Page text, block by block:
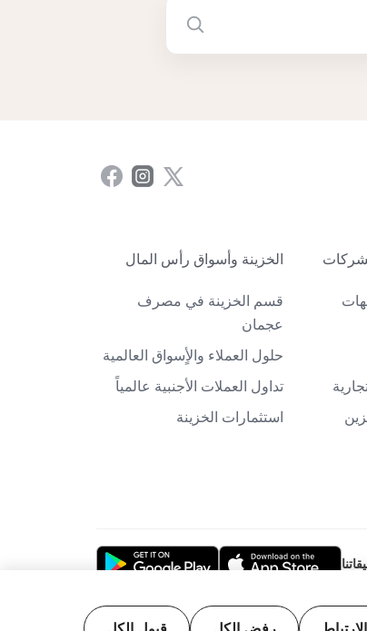
الخزينة وأسواق رأس المال
قسم الخزينة في مصرف
عجمان
حلول العملاء والأٍسواق العالمية
تداول العملات الأجنبية عالمياً
استثمارات الخزينة